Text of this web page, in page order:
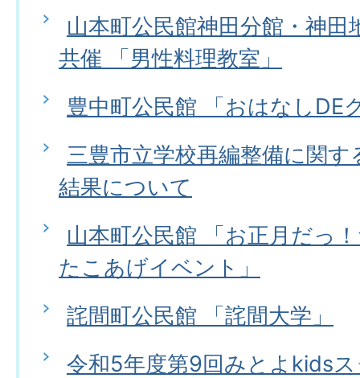
山本町公民館神田分館・神田
共催 「男性料理教室」
豊中町公民館 「おはなしDE
三豊市立学校再編整備に関
結果について
山本町公民館 「お正月だっ
たこあげイベント」
詫間町公民館 「詫間大学」
令和5年度第9回みとよkids